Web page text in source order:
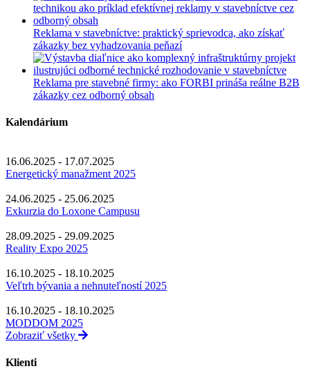
Reklama v stavebníctve: praktický sprievodca, ako získať
zákazky bez vyhadzovania peňazí
Reklama pre stavebné firmy: ako FORBI prináša reálne B2B
zákazky cez odborný obsah
Kalendárium
16.06.2025 - 17.07.2025
Energetický manažment 2025
24.06.2025 - 25.06.2025
Exkurzia do Loxone Campusu
28.09.2025 - 29.09.2025
Reality Expo 2025
16.10.2025 - 18.10.2025
Veľtrh bývania a nehnuteľností 2025
16.10.2025 - 18.10.2025
MODDOM 2025
Zobraziť všetky
Klienti